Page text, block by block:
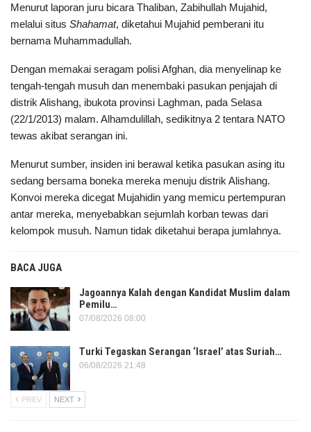
Menurut laporan juru bicara Thaliban, Zabihullah Mujahid,
melalui situs Shahamat, diketahui Mujahid pemberani itu
bernama Muhammadullah.
Dengan memakai seragam polisi Afghan, dia menyelinap ke
tengah-tengah musuh dan menembaki pasukan penjajah di
distrik Alishang, ibukota provinsi Laghman, pada Selasa
(22/1/2013) malam. Alhamdulillah, sedikitnya 2 tentara NATO
tewas akibat serangan ini.
Menurut sumber, insiden ini berawal ketika pasukan asing itu
sedang bersama boneka mereka menuju distrik Alishang.
Konvoi mereka dicegat Mujahidin yang memicu pertempuran
antar mereka, menyebabkan sejumlah korban tewas dari
kelompok musuh. Namun tidak diketahui berapa jumlahnya.
BACA JUGA
Jagoannya Kalah dengan Kandidat Muslim dalam
Pemilu…
07/08/2026 08:00
Turki Tegaskan Serangan ‘Israel’ atas Suriah…
06/08/2026 21:48
PREV NEXT